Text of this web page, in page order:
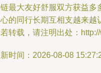
最大友好舒服双方获益多
的同行长期互相支越来越
转载，请注明出处：
时间：2026-08-08